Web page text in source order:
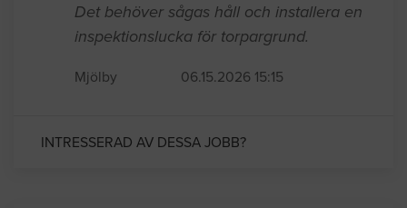
Det behöver sågas håll och installera en
inspektionslucka för torpargrund.
Mjölby 06.15.2026 15:15
INTRESSERAD AV DESSA JOBB?